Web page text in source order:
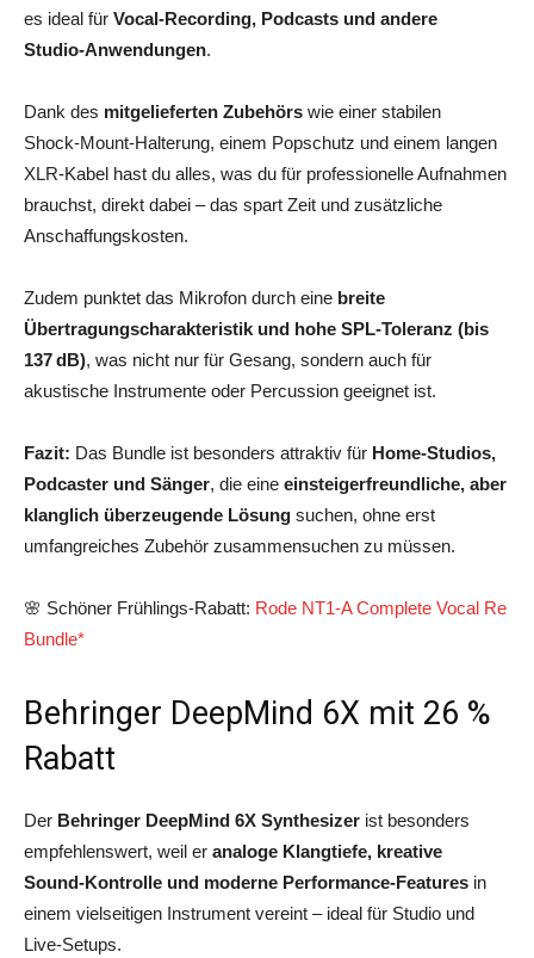
es ideal für Vocal‑Recording, Podcasts und andere
Studio‑Anwendungen.
Dank des mitgelieferten Zubehörs wie einer stabilen
Shock‑Mount‑Halterung, einem Popschutz und einem langen
XLR‑Kabel hast du alles, was du für professionelle Aufnahmen
brauchst, direkt dabei – das spart Zeit und zusätzliche
Anschaffungskosten.
Zudem punktet das Mikrofon durch eine breite
Übertragungscharakteristik und hohe SPL‑Toleranz (bis
137 dB), was nicht nur für Gesang, sondern auch für
akustische Instrumente oder Percussion geeignet ist.
Fazit: Das Bundle ist besonders attraktiv für Home‑Studios,
Podcaster und Sänger, die eine einsteigerfreundliche, aber
klanglich überzeugende Lösung suchen, ohne erst
umfangreiches Zubehör zusammensuchen zu müssen.
🌸 Schöner Frühlings-Rabatt: Rode NT1-A Complete Vocal Re
Bundle*
Behringer DeepMind 6X mit 26 %
Rabatt
Der Behringer DeepMind 6X Synthesizer ist besonders
empfehlenswert, weil er analoge Klangtiefe, kreative
Sound‑Kontrolle und moderne Performance‑Features in
einem vielseitigen Instrument vereint – ideal für Studio und
Live‑Setups.